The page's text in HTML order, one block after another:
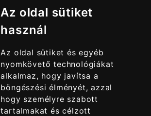
Az oldal sütiket
használ
Az oldal sütiket és egyéb
nyomkövető technológiákat
alkalmaz, hogy javítsa a
böngészési élményét, azzal
hogy személyre szabott
tartalmakat és célzott